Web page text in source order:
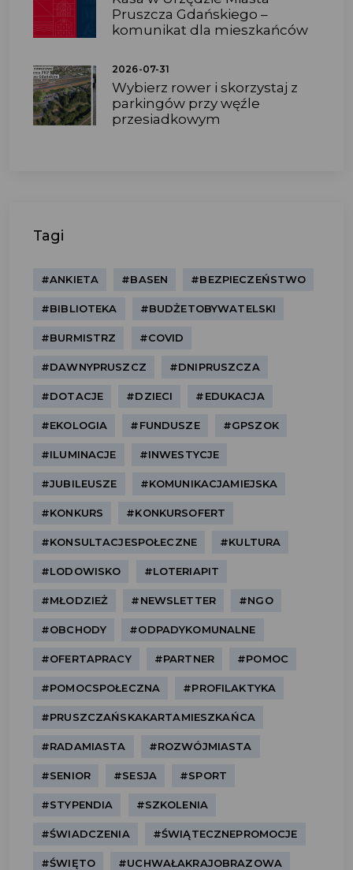
Pruszcza Gdańskiego –
komunikat dla mieszkańców
2026-07-31
Wybierz rower i skorzystaj z
parkingów przy węźle
przesiadkowym
Tagi
#ANKIETA #BASEN #BEZPIECZEŃSTWO
#BIBLIOTEKA #BUDŻETOBYWATELSKI
#BURMISTRZ #COVID
#DAWNYPRUSZCZ #DNIPRUSZCZA
#DOTACJE #DZIECI #EDUKACJA
#EKOLOGIA #FUNDUSZE #GPSZOK
#ILUMINACJE #INWESTYCJE
#JUBILEUSZE #KOMUNIKACJAMIEJSKA
#KONKURS #KONKURSOFERT
#KONSULTACJESPOŁECZNE #KULTURA
#LODOWISKO #LOTERIAPIT
#MŁODZIEŻ #NEWSLETTER #NGO
#OBCHODY #ODPADYKOMUNALNE
#OFERTAPRACY #PARTNER #POMOC
#POMOCSPOŁECZNA #PROFILAKTYKA
#PRUSZCZAŃSKAKARTAMIESZKAŃCA
#RADAMIASTA #ROZWÓJMIASTA
#SENIOR #SESJA #SPORT
#STYPENDIA #SZKOLENIA
#ŚWIADCZENIA #ŚWIĄTECZNEPROMOCJE
#ŚWIĘTO #UCHWAŁAKRAJOBRAZOWA